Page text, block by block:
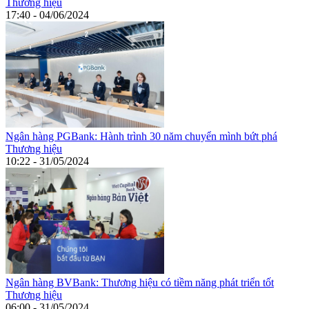
17:40 - 04/06/2024
Ngân hàng PGBank: Hành trình 30 năm chuyển mình bứt phá
Thương hiệu
10:22 - 31/05/2024
Ngân hàng BVBank: Thương hiệu có tiềm năng phát triển tốt
Thương hiệu